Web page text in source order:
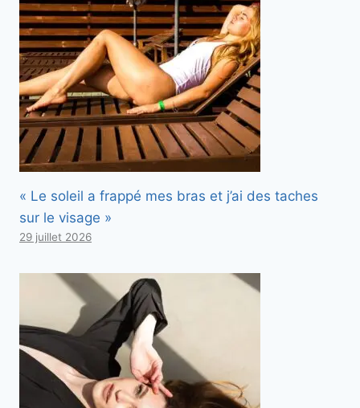
« Le soleil a frappé mes bras et j’ai des taches
sur le visage »
29 juillet 2026